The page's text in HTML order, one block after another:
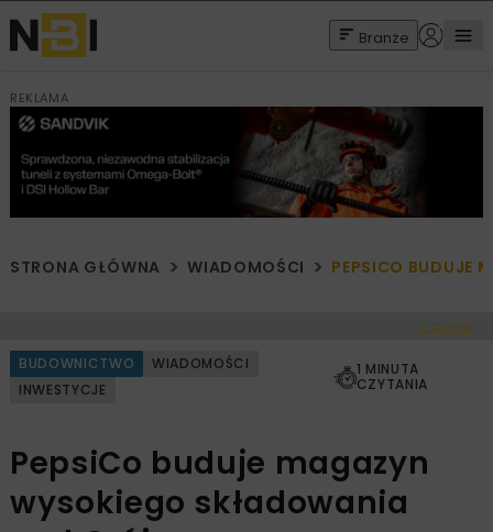
Branże
REKLAMA
STRONA GŁÓWNA WIADOMOŚCI PEPSICO BUDUJE
< Cofnij
BUDOWNICTWO
WIADOMOŚCI
INWESTYCJE
1 MINUTA
CZYTANIA
PepsiCo buduje magazyn
wysokiego składowania